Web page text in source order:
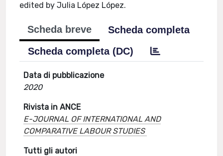
edited by Julia López López.
Scheda breve
Scheda completa
Scheda completa (DC)
Data di pubblicazione
2020
Rivista in ANCE
E-JOURNAL OF INTERNATIONAL AND
COMPARATIVE LABOUR STUDIES
Tutti gli autori